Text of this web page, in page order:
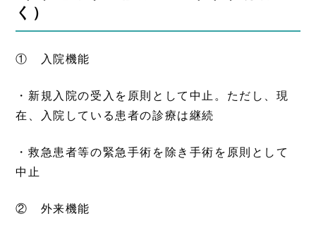
く）
① 入院機能
・新規入院の受入を原則として中止。ただし、現
在、入院している患者の診療は継続
・救急患者等の緊急手術を除き手術を原則として
中止
② 外来機能